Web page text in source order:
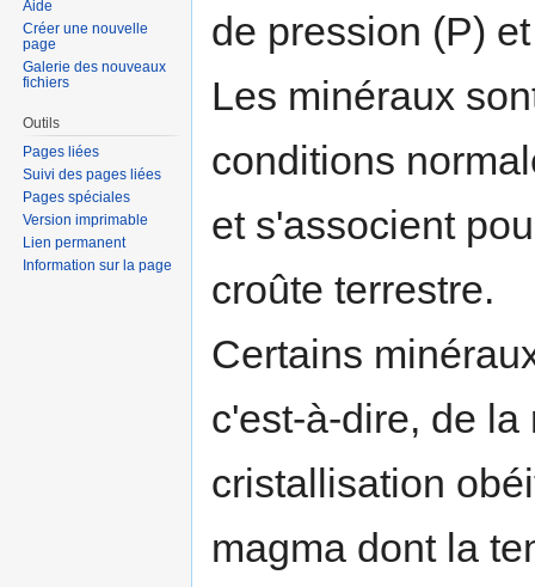
de pression (P)
Les minéraux
conditions
et s'associent
croûte terrestre.
Certains
c'est-à-dire, de
cristallisation
magma dont la
Aide
Créer une nouvelle
page
Galerie des nouveaux
fichiers
Outils
Pages liées
Suivi des pages liées
Pages spéciales
Version imprimable
Lien permanent
Information sur la page